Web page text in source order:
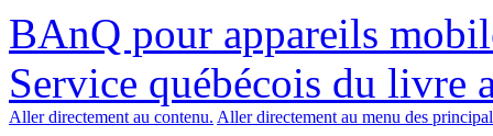
BAnQ pour appareils
Service québécois du livre
Aller directement au contenu. Aller directement au menu des